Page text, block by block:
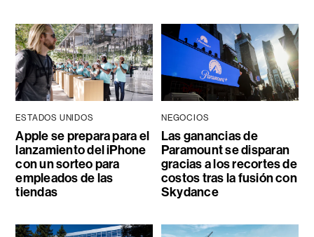
ESTADOS UNIDOS
Apple se prepara para el
lanzamiento del iPhone
con un sorteo para
empleados de las
tiendas
NEGOCIOS
Las ganancias de
Paramount se disparan
gracias a los recortes de
costos tras la fusión con
Skydance